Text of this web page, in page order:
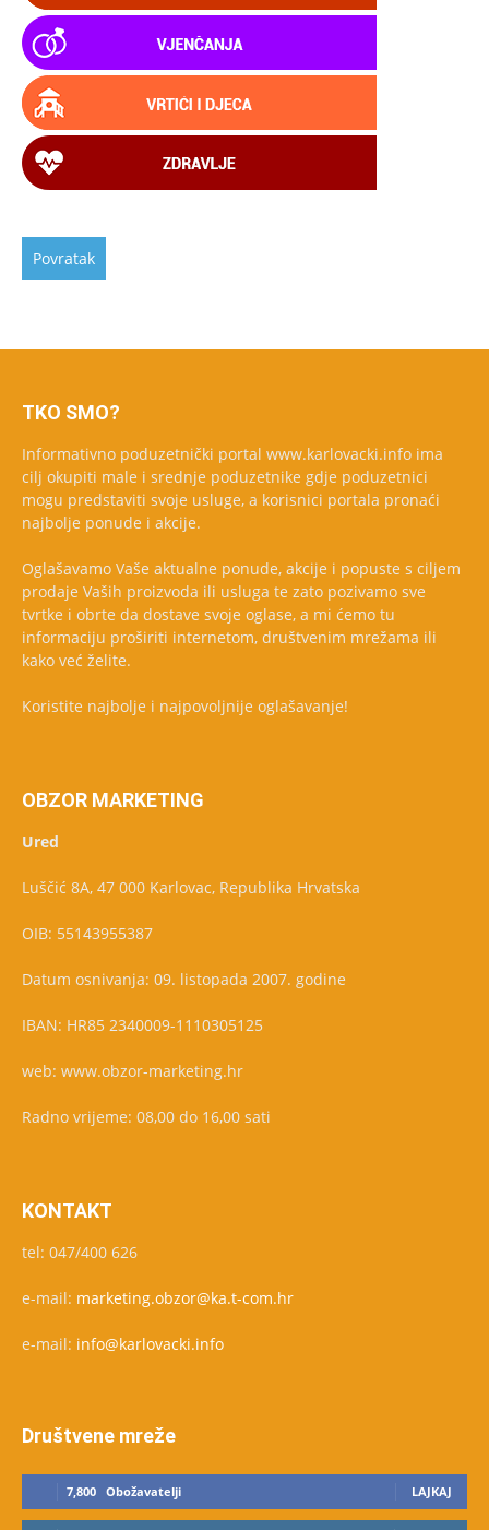
TKO SMO?
Informativno poduzetnički portal www.karlovacki.info ima
cilj okupiti male i srednje poduzetnike gdje poduzetnici
mogu predstaviti svoje usluge, a korisnici portala pronaći
najbolje ponude i akcije.
Oglašavamo Vaše aktualne ponude, akcije i popuste s ciljem
prodaje Vaših proizvoda ili usluga te zato pozivamo sve
tvrtke i obrte da dostave svoje oglase, a mi ćemo tu
informaciju proširiti internetom, društvenim mrežama ili
kako već želite.
Koristite najbolje i najpovoljnije oglašavanje!
OBZOR MARKETING
Ured
Luščić 8A, 47 000 Karlovac, Republika Hrvatska
OIB: 55143955387
Datum osnivanja: 09. listopada 2007. godine
IBAN: HR85 2340009-1110305125
web: www.obzor-marketing.hr
Radno vrijeme: 08,00 do 16,00 sati
KONTAKT
tel: 047/400 626
e-mail: marketing.obzor@ka.t-com.hr
e-mail: info@karlovacki.info
Društvene mreže
7,800 Obožavatelji LAJKAJ